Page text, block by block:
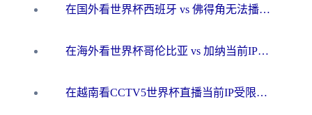
在国外看世界杯西班牙 vs 佛得角无法播放？这篇指南帮你解锁所有中文体育直播
在海外看世界杯哥伦比亚 vs 加纳当前IP受限制？这篇指南帮你流畅看中文解说赛事
在越南看CCTV5世界杯直播当前IP受限制？海外党体育观赛终极指南来了